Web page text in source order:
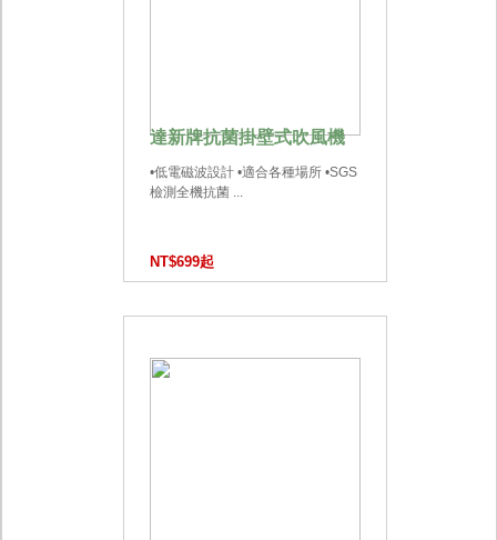
達新牌抗菌掛壁式吹風機
•低電磁波設計 •適合各種場所 •SGS
檢測全機抗菌 ...
NT$699起